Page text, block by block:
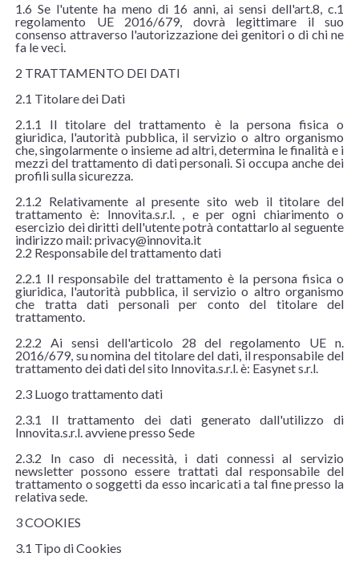
1.6 Se l'utente ha meno di 16 anni, ai sensi dell'art.8, c.1
regolamento UE 2016/679, dovrà legittimare il suo
consenso attraverso l'autorizzazione dei genitori o di chi ne
fa le veci.
2 TRATTAMENTO DEI DATI
2.1 Titolare dei Dati
2.1.1 Il titolare del trattamento è la persona fisica o
giuridica, l'autorità pubblica, il servizio o altro organismo
che, singolarmente o insieme ad altri, determina le finalità e i
mezzi del trattamento di dati personali. Si occupa anche dei
profili sulla sicurezza.
2.1.2 Relativamente al presente sito web il titolare del
trattamento è: Innovita.s.r.l. , e per ogni chiarimento o
esercizio dei diritti dell'utente potrà contattarlo al seguente
indirizzo mail: privacy@innovita.it
2.2 Responsabile del trattamento dati
2.2.1 Il responsabile del trattamento è la persona fisica o
giuridica, l'autorità pubblica, il servizio o altro organismo
che tratta dati personali per conto del titolare del
trattamento.
2.2.2 Ai sensi dell'articolo 28 del regolamento UE n.
2016/679, su nomina del titolare del dati, il responsabile del
trattamento dei dati del sito Innovita.s.r.l. è: Easynet s.r.l.
2.3 Luogo trattamento dati
2.3.1 Il trattamento dei dati generato dall'utilizzo di
Innovita.s.r.l. avviene presso Sede
2.3.2 In caso di necessità, i dati connessi al servizio
newsletter possono essere trattati dal responsabile del
trattamento o soggetti da esso incaricati a tal fine presso la
relativa sede.
3 COOKIES
3.1 Tipo di Cookies